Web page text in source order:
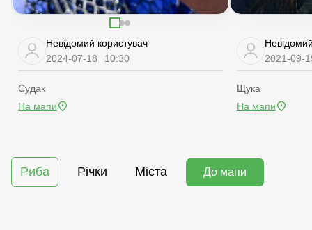
Невідомий користувач
2024-07-18
10:30
Судак
На мапи
2021-09-
Щука
На мапи
Риба Річки Міста До мапи